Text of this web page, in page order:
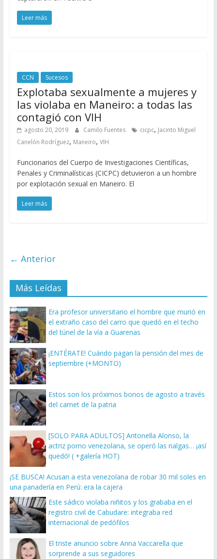
Leer más
CCN Sucesos
Explotaba sexualmente a mujeres y
las violaba en Maneiro: a todas las
contagió con VIH
agosto 20, 2019 Camilo Fuentes cicpc, Jacinto Miguel
Canelón Rodríguez, Maneiro, VIH
Funcionarios del Cuerpo de Investigaciones Científicas,
Penales y Criminalísticas (CICPC) detuvieron a un hombre
por explotación sexual en Maneiro. El
Leer más
← Anterior
Más Leídas
Era profesor universitario el hombre que murió en
el extraño caso del carro que quedó en el techo
del túnel de la vía a Guarenas
¡ENTÉRATE! Cuándo pagan la pensión del mes de
septiembre (+MONTO)
Estos son los próximos bonos de agosto a través
del carnet de la patria
[SOLO PARA ADULTOS] Antonella Alonso, la
actriz porno venezolana, se operó las nalgas… ¡así
quedó! ( +galería HOT)
¡SE BUSCA! Acusan a esta venezolana de robar 30 mil soles en
una panadería en Perú: era la cajera
Este sádico violaba niñitos y los grababa en el
registro civil de Cabudare: integraba red
internacional de pedófilos
El triste anuncio sobre Anna Vaccarella que
sorprende a sus seguidores